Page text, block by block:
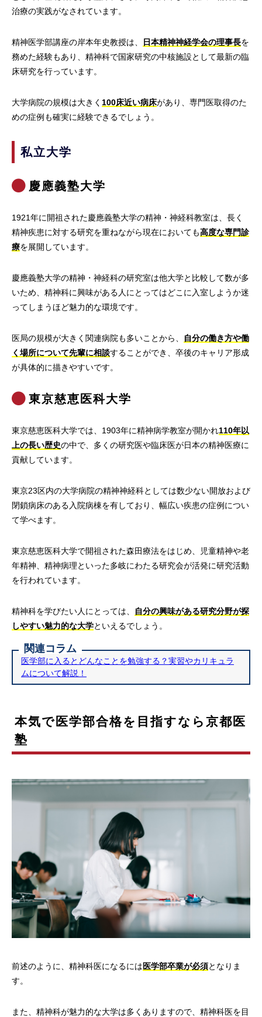
治療の実践がなされています。
精神医学部講座の岸本年史教授は、 日本精神神経学会の理事長を
務めた経験もあり、精神科で国家研究の中核施設として最新の臨
床研究を行っています。
大学病院の規模は大きく 100床近い病床があり、専門医取得のた
めの症例も確実に経験できるでしょう。
私立大学
慶應義塾大学
1921年に開祖された慶應義塾大学の精神・神経科教室は、長く
精神疾患に対する研究を重ねながら現在においても高度な専門診
療を展開しています。
慶應義塾大学の精神・神経科の研究室は他大学と比較して数が多
いため、精神科に興味がある人にとってはどこに入室しようか迷
ってしまうほど魅力的な環境です。
医局の規模が大きく関連病院も多いことから、
自分の働き方や働
く場所について先輩に相談することができ、卒後のキャリア形成
が具体的に描きやすいです。
東京慈恵医科大学
東京慈恵医科大学では、1903年に精神病学教室が開かれ110年以
上の長い歴史の中で、多くの研究医や臨床医が日本の精神医療に
貢献しています。
東京23区内の大学病院の精神神経科としては数少ない開放および
閉鎖病床のある入院病棟を有しており、幅広い疾患の症例につい
て学べます。
東京慈恵医科大学で開祖された森田療法をはじめ、児童精神や老
年精神、精神病理といった多岐にわたる研究会が活発に研究活動
を行われています。
精神科を学びたい人にとっては、
自分の興味がある研究分野が探
しやすい魅力的な大学といえるでしょう。
関連コラム
医学部に入るとどんなことを勉強する？実習やカリキュラ
ムについて解説！
本気で医学部合格を目指すなら京都医
塾
前述のように、精神科医になるには医学部卒業が必須となりま
す。
また、精神科が魅力的な大学は多くありますので、精神科医を目